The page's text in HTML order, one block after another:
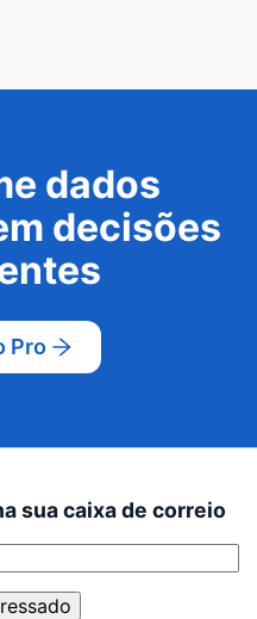
dados
decisões
Pro
sua caixa de correio